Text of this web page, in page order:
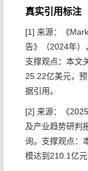
真实引用标注
[1] 来源：《
告》（2024年）
支撑观点：本文
25.22亿美元，
据引用。
[2] 来源：《
及产业趋势研判
询。支撑观点：
模达到210.1亿元